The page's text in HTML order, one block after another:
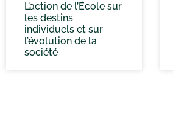
L’action de l’École sur
les destins
individuels et sur
l’évolution de la
société